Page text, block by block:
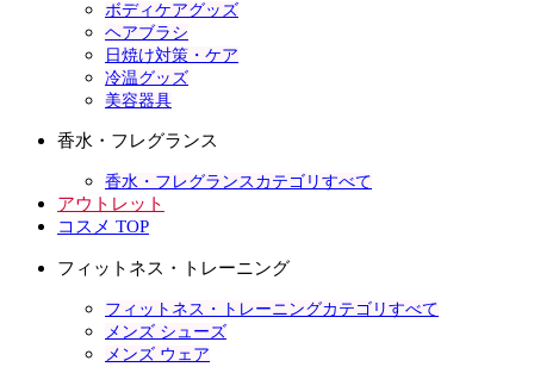
ボディケアグッズ
ヘアブラシ
日焼け対策・ケア
冷温グッズ
美容器具
香水・フレグランス
香水・フレグランスカテゴリすべて
アウトレット
コスメ TOP
フィットネス・トレーニング
フィットネス・トレーニングカテゴリすべて
メンズ シューズ
メンズ ウェア